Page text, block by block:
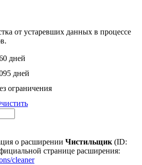
от устаревших данных в процессе
дней
дней
ограничения
о расширении Чистильщик (ID:
странице расширения:
cleaner